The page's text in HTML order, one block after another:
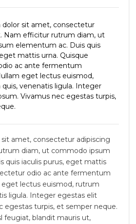
dolor sit amet, consectetur
Nam efficitur rutrum diam, ut
elementum ac. Duis quis
mattis urna. Quisque
ac ante fermentum
eget lectus euismod,
venenatis ligula. Integer
Vivamus nec egestas turpis,
amet, consectetur adipiscing
diam, ut commodo ipsum
quis iaculis purus, eget mattis
odio ac ante fermentum
eget lectus euismod, rutrum
ligula. Integer egestas elit
egestas turpis, et semper neque.
feugiat, blandit mauris ut,